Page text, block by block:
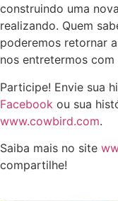
construindo uma
realizando. Quem
poderemos retornar
nos entretermos
Participe! Envie sua
Facebook ou sua
www.cowbird.com.
Saiba mais no site
compartilhe!